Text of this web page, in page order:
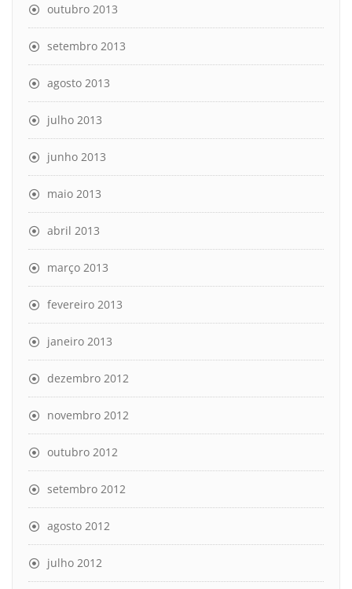
outubro 2013
setembro 2013
agosto 2013
julho 2013
junho 2013
maio 2013
abril 2013
março 2013
fevereiro 2013
janeiro 2013
dezembro 2012
novembro 2012
outubro 2012
setembro 2012
agosto 2012
julho 2012